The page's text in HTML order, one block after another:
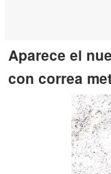
Aparece el
con correa